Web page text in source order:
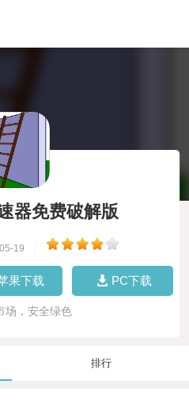
器免费破解版
19
果下载 PC下载
场，安全绿色
排行